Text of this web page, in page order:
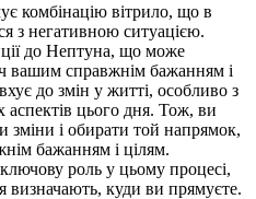
комбінацію вітрило, що в
з негативною ситуацією.
до Нептуна, що може
вашим справжнім бажанням і
до змін у житті, особливо з
аспектів цього дня. Тож, ви
зміни і обирати той напрямок,
бажанням і цілям.
роль у цьому процесі,
визначають, куди ви прямуєте.